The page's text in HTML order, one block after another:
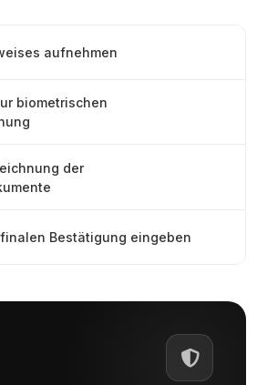
aufnehmen
biometrischen
der
Bestätigung eingeben